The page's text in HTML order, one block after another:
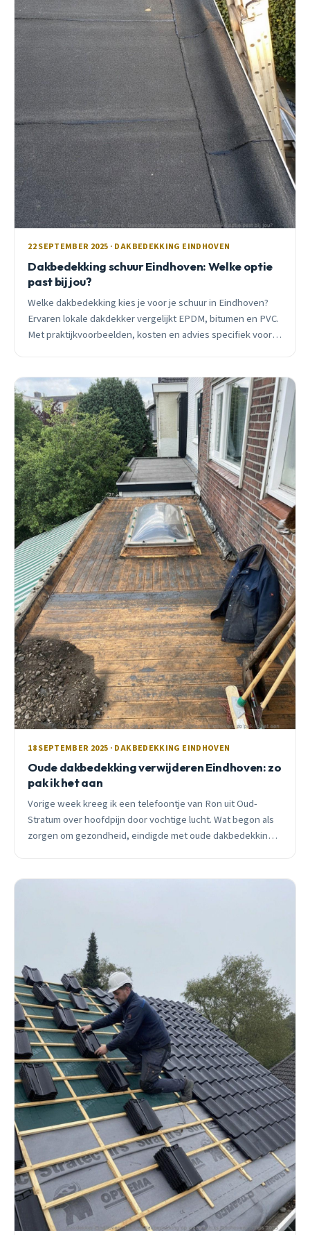
22 SEPTEMBER 2025 · DAKBEDEKKING EINDHOVEN
Dakbedekking schuur Eindhoven: Welke optie
past bij jou?
Welke dakbedekking kies je voor je schuur in Eindhoven?
Ervaren lokale dakdekker vergelijkt EPDM, bitumen en PVC.
Met praktijkvoorbeelden, kosten en advies specifiek voor
18 SEPTEMBER 2025 · DAKBEDEKKING EINDHOVEN
Oude dakbedekking verwijderen Eindhoven: zo
pak ik het aan
Vorige week kreeg ik een telefoontje van Ron uit Oud-
Stratum over hoofdpijn door vochtige lucht. Wat begon als
zorgen om gezondheid, eindigde met oude dakbedekking